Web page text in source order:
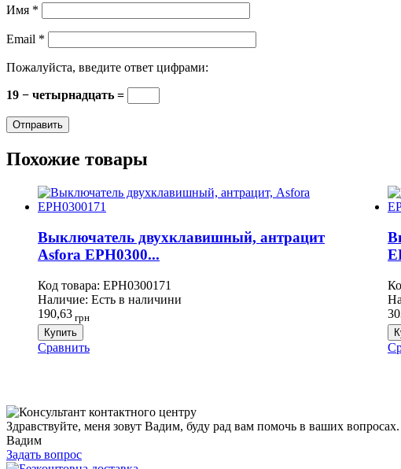
Имя *
Email *
Пожалуйста, введите ответ цифрами:
19 − четырнадцать =
Похожие товары
Выключатель двухклавишный, антрацит
Asfora EPH0300...
Код товара: EPH0300171
Наличие: Есть в наличини
190,63 грн
Купить
Сравнить
Здравствуйте, меня зовут Вадим, буду рад вам помочь в ваших вопросах.
Вадим
Задать вопрос